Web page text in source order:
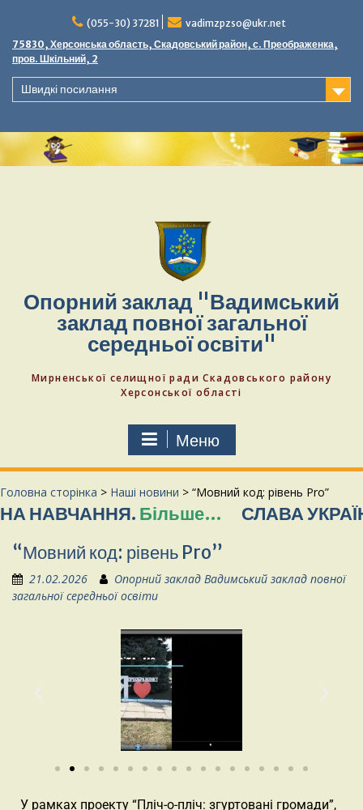
(055-30) 37281
vadimzpzso@ukr.net
75830, Херсонська область, Скадовський район, с. Преображенка,
пров. Шкільний, 2
Швидкі посилання
Опорний заклад "Вадимський
заклад повної загальної
середньої освіти"
Мирненської селищної ради Скадовського району
Херсонської області
Меню
Головна сторінка > Наші новини > “Мовний код: рівень Pro”
Більше…СЛАВА УКРАЇНІ!
“Мовний код: рівень Pro”
21.02.2026
Опорний заклад Вадимський заклад повної
загальної середньої освіти
У рамках проекту “Пліч-о-пліч: згуртовані громади”,